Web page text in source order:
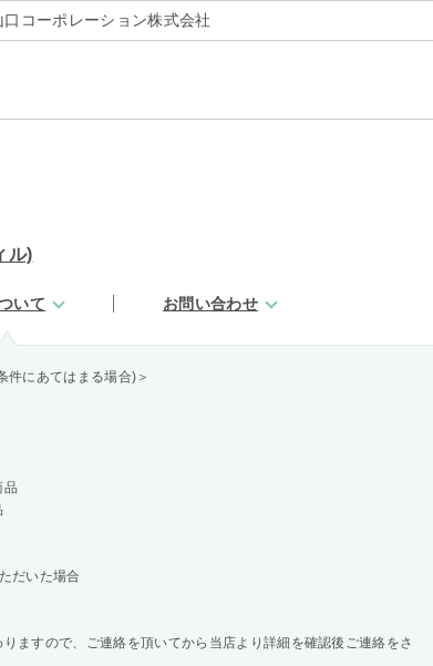
口コーポレーション株式会社
ル)
いて お問い合わせ
件にあてはまる場合)＞
品
だいた場合
ますので、ご連絡を頂いてから当店より詳細を確認後ご連絡をさ